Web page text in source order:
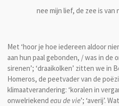
nee mijn lief, de zee is van
Met ‘hoor je hoe iedereen aldoor
aan hun paal gebonden, / was in de
sirenen’; ‘draaikolken’ zitten we in
Homeros, de peetvader van de
klimaatverandering: ‘koralen in
onwelriekend eau de vie’; ‘averij’.